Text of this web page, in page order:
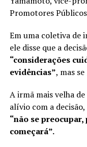
Promotores
Em uma coletiva de
ele disse que a
“considerações
evidências”, mas
A irmã mais velha
alívio com a
“não se
começará”.